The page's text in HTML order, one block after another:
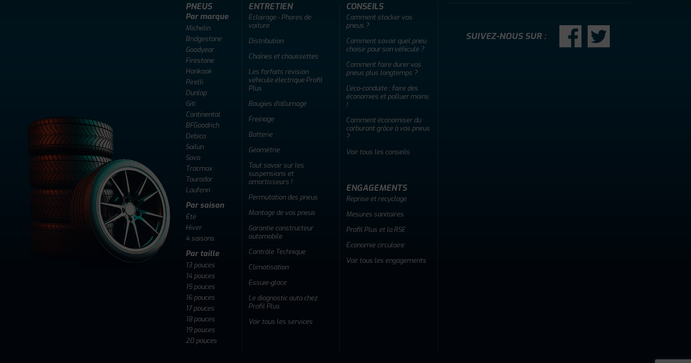
PNEUS
Par marque
Michelin
Bridgestone
Goodyear
Firestone
Hankook
Pirelli
Dunlop
Giti
Continental
BFGoodrich
Debica
Sailun
Sava
Tracmax
Tourador
Laufenn
Par saison
Été
Hiver
4 saisons
Par taille
13 pouces
14 pouces
15 pouces
16 pouces
17 pouces
18 pouces
19 pouces
20 pouces
ENTRETIEN
Éclairage - Phares de
voiture
Distribution
Chaînes et chaussettes
Les forfaits révision
véhicule électrique Profil
Plus
Bougies d'allumage
Freinage
Batterie
Géométrie
Tout savoir sur les
suspensions et
amortisseurs !
Permutation des pneus
Montage de vos pneus
Garantie constructeur
automobile
Contrôle Technique
Climatisation
Essuie-glace
Le diagnostic auto chez
Profil Plus
Voir tous les services
CONSEILS
Comment stocker vos
pneus ?
Comment savoir quel pneu
choisir pour son véhicule ?
Comment faire durer vos
pneus plus longtemps ?
L'éco-conduite : faire des
économies et polluer moins
!
Comment économiser du
carburant grâce à vos pneus
?
Voir tous les conseils
ENGAGEMENTS
Reprise et recyclage
Mesures sanitaires
Profil Plus et la RSE
Économie circulaire
Voir tous les engagements
SUIVEZ-NOUS SUR :